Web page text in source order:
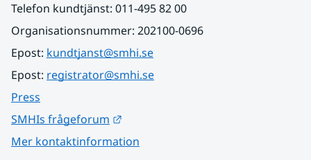
Telefon kundtjänst: 011-495 82 00
Organisationsnummer: 202100-0696
Epost: kundtjanst@smhi.se
Epost: registrator@smhi.se
Press
SMHIs frågeforum
Mer kontaktinformation